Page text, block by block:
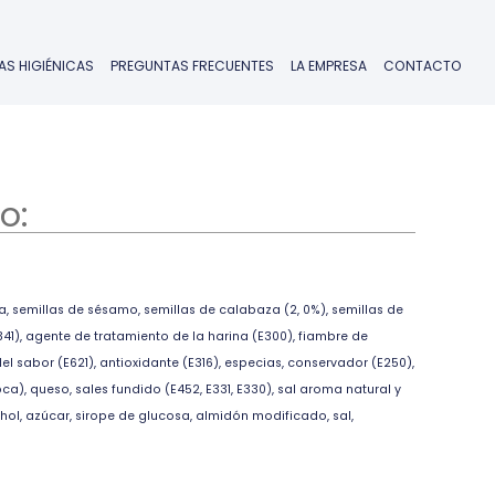
HIGIÉNICAS PREGUNTAS FRECUENTES LA EMPRESA CONTACTO
de sésamo, semillas de calabaza (2, 0%), semillas de
agente de tratamiento de la harina (E300), fiambre de
sabor (E621), antioxidante (E316), especias, conservador (E250),
queso, sales fundido (E452, E331, E330), sal aroma natural y
azúcar, sirope de glucosa, almidón modificado, sal,